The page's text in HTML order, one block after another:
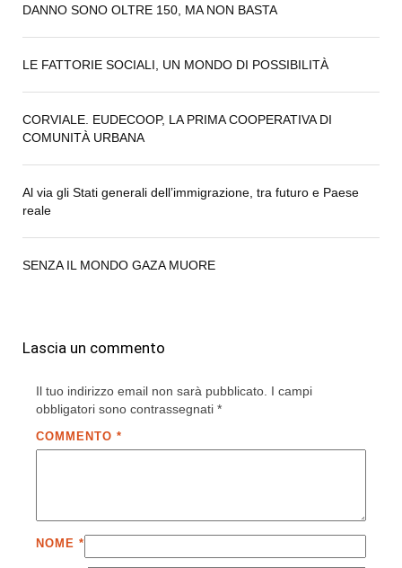
DANNO SONO OLTRE 150, MA NON BASTA
LE FATTORIE SOCIALI, UN MONDO DI POSSIBILITÀ
CORVIALE. EUDECOOP, LA PRIMA COOPERATIVA DI
COMUNITÀ URBANA
Al via gli Stati generali dell’immigrazione, tra futuro e Paese
reale
SENZA IL MONDO GAZA MUORE
Lascia un commento
Il tuo indirizzo email non sarà pubblicato. I campi
obbligatori sono contrassegnati *
COMMENTO *
NOME *